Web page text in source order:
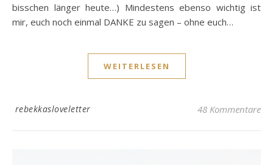
bisschen länger heute…) Mindestens ebenso wichtig ist
mir, euch noch einmal DANKE zu sagen – ohne euch…
WEITERLESEN
rebekkasloveletter 48 Kommentare